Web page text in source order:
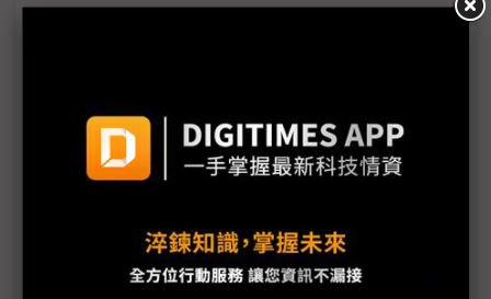
首款AI心肺篩檢在國際亮相！展現台灣醫學影像創新
迎接後雙軸轉型時代 Google AI助攻台灣製造業邁